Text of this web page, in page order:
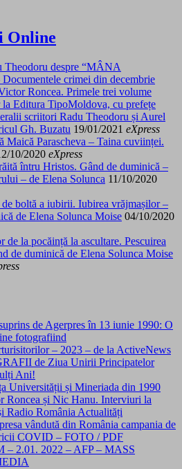
Online
Theodoru despre “MÂNA
crimei din decembrie
Roncea. Primele trei volume
la Editura TipoMoldova, cu prefețe
scriitori Radu Theodoru și Aurel
Gh. Buzatu 19/01/2021 eXpress
Maică Parascheva – Taina cuviinței.
10/2020 eXpress
întru Hristos. Gând de duminică –
– de Elena Solunca 11/10/2020
de boltă a iubirii. Iubirea vrăjmașilor –
de Elena Solunca Moise 04/10/2020
de la pocăință la ascultare. Pescuirea
de duminică de Elena Solunca Moise
de Agerpres în 13 iunie 1990: O
fotografiind
– 2023 – de la ActiveNews
de Ziua Unirii Principatelor
Ani!
Universității și Mineriada din 1990
Roncea și Nic Hanu. Interviuri la
Radio România Actualități
vândută din România campania de
COVID – FOTO / PDF
2.01. 2022 – AFP – MASS